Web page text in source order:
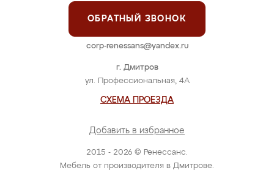
2015 - 2026 © Ренессанс.
Мебель от производителя в Дмитрове.
г. Дмитров
ул. Профессиональная, 4А
СХЕМА ПРОЕЗДА
Добавить в избранное
ОБРАТНЫЙ ЗВОНОК
corp-renessans@yandex.ru